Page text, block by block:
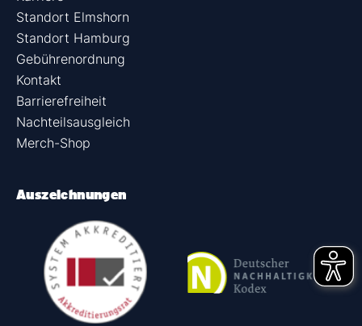
Standort Elmshorn
Standort Hamburg
Gebührenordnung
Kontakt
Barrierefreiheit
Nachteilsausgleich
Merch-Shop
Auszeichnungen